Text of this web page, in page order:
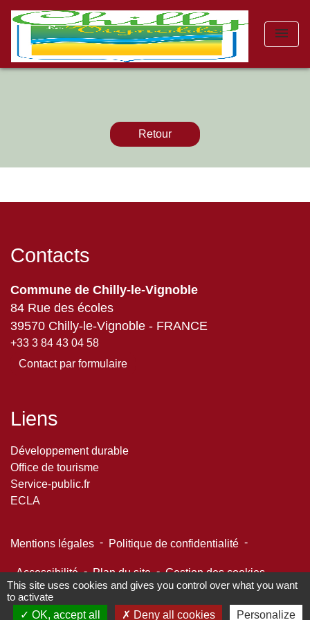
menu
Retour
Contacts
Commune de Chilly-le-Vignoble
84 Rue des écoles
39570 Chilly-le-Vignoble - FRANCE
+33 3 84 43 04 58
Contact par formulaire
Liens
Développement durable
Office de tourisme
Service-public.fr
ECLA
Mentions légales - Politique de confidentialité -
Accessibilité - Plan du site - Gestion des cookies
This site uses cookies and gives you control over what you want
to activate
OK, accept all
Deny all cookies Personalize